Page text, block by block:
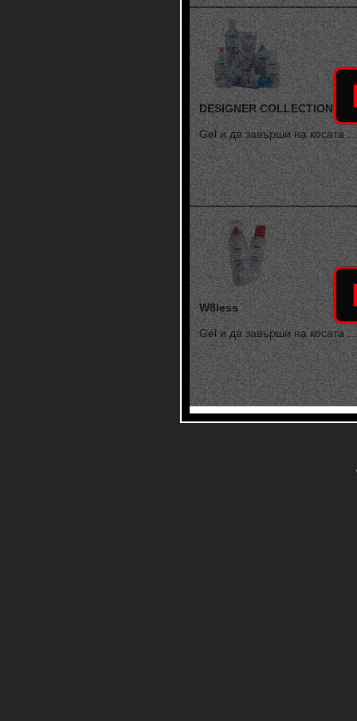
DESIGNER COLLECTION
Gel и да завърши на косата ...
W8less
Gel и да завърши на косата ...